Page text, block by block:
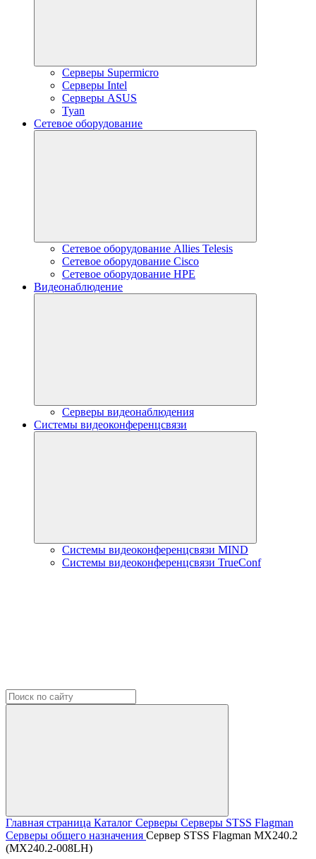
Серверы Supermicro
Серверы Intel
Серверы ASUS
Tyan
Сетевое оборудование
Сетевое оборудование Allies Telesis
Сетевое оборудование Cisco
Сетевое оборудование HPE
Видеонаблюдение
Серверы видеонаблюдения
Системы видеоконференцсвязи
Системы видеоконференцсвязи MIND
Системы видеоконференцсвязи TrueConf
Главная страница Каталог Серверы Серверы STSS Flagman
Серверы общего назначения Сервер STSS Flagman MX240.2
(MX240.2-008LH)